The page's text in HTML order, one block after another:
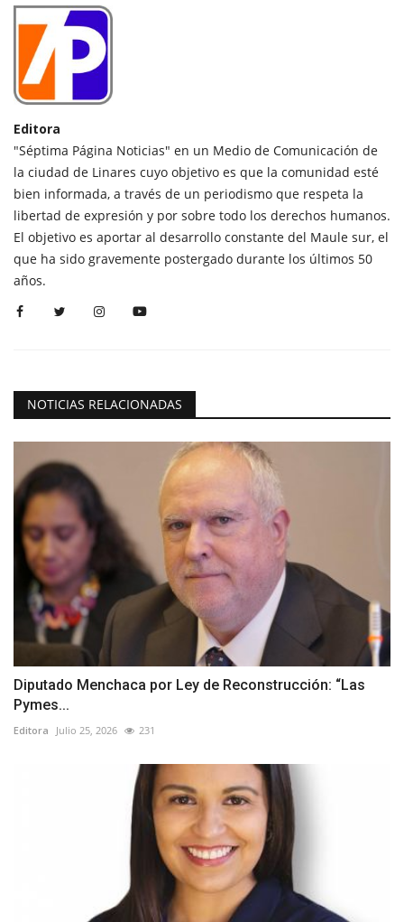
Editora
"Séptima Página Noticias" en un Medio de Comunicación de
la ciudad de Linares cuyo objetivo es que la comunidad esté
bien informada, a través de un periodismo que respeta la
libertad de expresión y por sobre todo los derechos humanos.
El objetivo es aportar al desarrollo constante del Maule sur, el
que ha sido gravemente postergado durante los últimos 50
años.
NOTICIAS RELACIONADAS
Diputado Menchaca por Ley de Reconstrucción: “Las
Pymes...
Editora Julio 25, 2026 231